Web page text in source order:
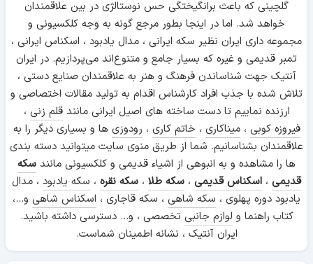
گلچینی که باعث برانگیختگی حس نوستالژی در بین علاقمندان
خواهد شد. اما در اینجا بطور مرجع گونه به وجه کلکسیونی و
مجموعه داری ایران نظیر سکه ایرانی ، مدال یادبود ، اسکناس ایرانی ،
تمبر قدیمی و غیره که بسیار جامع و متنوع‌اند می‌پردازیم. در ایران
آنتیک جهت شناساندن فرهنگ و هنر به علاقمندان صنایع دستی ،
تلاش شده با جذب افراد کارشناس اقدام به تولید مقالات اختصاصی و
ارزنده نماییم تا دست ساخته های اصیل ایرانی مانندقلم زنی ،
فیروزه کوبی ،میناکاری ، خاتم کاری ، رودوزی ها و بسیاری دیگر را به
علاقمندان بشناسانیم. شما از طریق منوی سایت میتوانید دسته بندی
ها را مشاهده و به انبوهی از اشیاء قدیمی و کلکسیونی مانند سکه
قدیمی ، اسکناس قدیمی ، سکه طلا ، سکه نقره ، سکه یادبود ، مدال
یادبود دوره پهلوی ، سکه شاهی ، سکه قاجاری ، اسکناس شاهی و...،
کتاب راهنما و لوازم جانبی تخصصی ، و... دسترسی داشته باشید.
ایران آنتیک ، نشانه اطمینان شماست.